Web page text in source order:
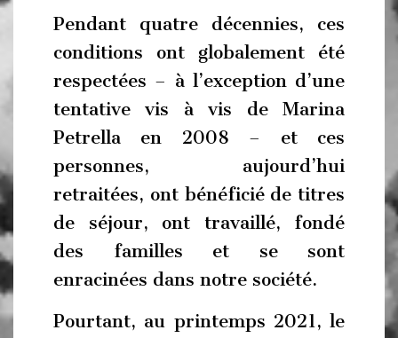
Pendant quatre décennies, ces
conditions ont globalement été
respectées – à l’exception d’une
tentative vis à vis de Marina
Petrella en 2008 – et ces
personnes, aujourd’hui
retraitées, ont bénéficié de titres
de séjour, ont travaillé, fondé
des familles et se sont
enracinées dans notre société.
Pourtant, au printemps 2021, le